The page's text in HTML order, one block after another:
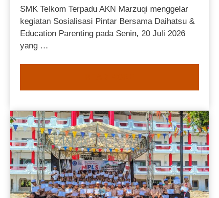
SMK Telkom Terpadu AKN Marzuqi menggelar
kegiatan Sosialisasi Pintar Bersama Daihatsu &
Education Parenting pada Senin, 20 Juli 2026
yang …